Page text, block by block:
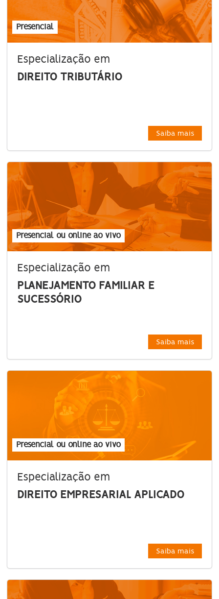
Presencial
Especialização em
DIREITO TRIBUTÁRIO
Saiba mais
Presencial ou online ao vivo
Especialização em
PLANEJAMENTO FAMILIAR E
SUCESSÓRIO
Saiba mais
Presencial ou online ao vivo
Especialização em
DIREITO EMPRESARIAL APLICADO
Saiba mais